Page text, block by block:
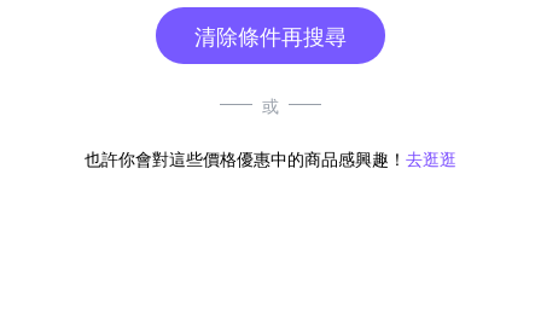
清除條件再搜尋
或
也許你會對這些價格優惠中的商品感興趣！ 去逛逛